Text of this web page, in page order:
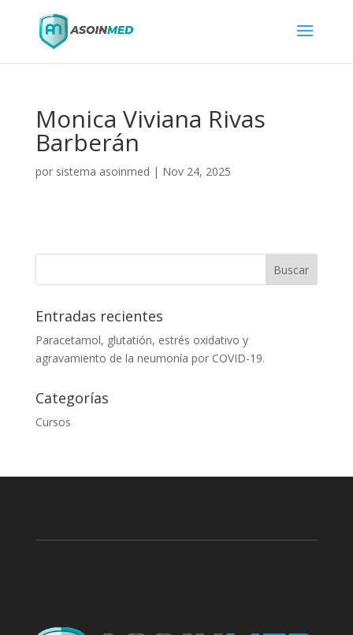
Monica Viviana Rivas
Barberán
por sistema asoinmed | Nov 24, 2025
Entradas recientes
Paracetamol, glutatión, estrés oxidativo y
agravamiento de la neumonía por COVID-19.
Categorías
Cursos